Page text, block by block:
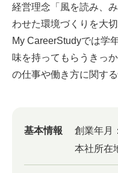
経営理念「風を読み、
わせた環境づくりを大
My CareerStudyでは学
味を持ってもらうきっ
の仕事や働き方に関す
基本情報 創業年月：
本社所在